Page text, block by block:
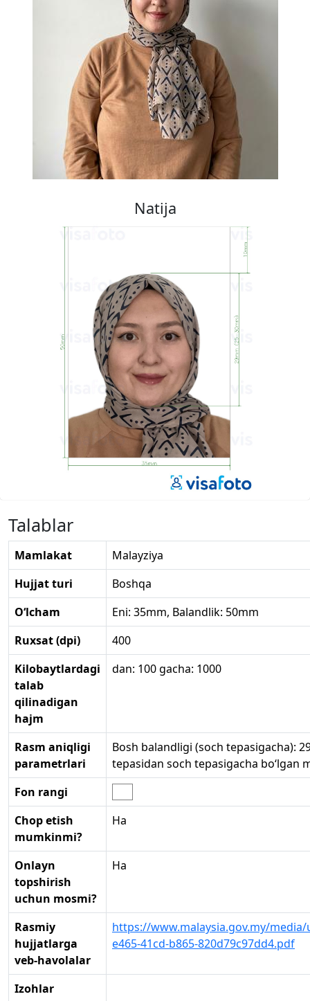
Natija
Talablar
Mamlakat
Malayziya
Hujjat turi
Boshqa
O‘lcham
Eni: 35mm, Balandlik: 50mm
Ruxsat (dpi)
400
Kilobaytlardagi
talab
qilinadigan
hajm
dan: 100 gacha: 1000
Rasm aniqligi
parametrlari
Bosh balandligi (soch tepasigacha):
tepasidan soch tepasigacha bo‘lgan
Fon rangi
Chop etish
mumkinmi?
Ha
Onlayn
topshirish
uchun mosmi?
Ha
Rasmiy
hujjatlarga
veb-havolalar
https://www.malaysia.gov.my/
e465-41cd-b865-820d79c97dd4.pdf
Izohlar